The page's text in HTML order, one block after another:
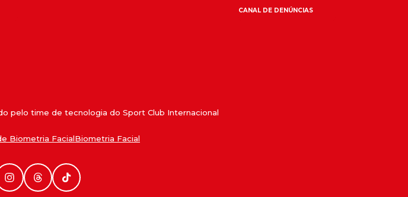
CANAL DE DENÚNCIAS
pelo time de tecnologia do Sport Club Internacional
Biometria FacialBiometria Facial